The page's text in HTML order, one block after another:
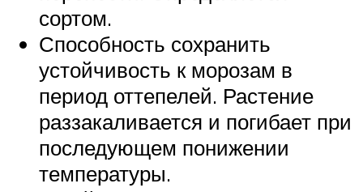
сортом.
Способность сохранить
устойчивость к морозам в
период оттепелей. Растение
раззакаливается и погибает при
последующем понижении
температуры.